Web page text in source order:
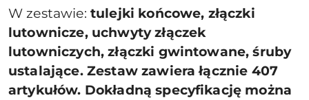
W zestawie: tulejki końcowe, złączki
lutownicze, uchwyty złączek
lutowniczych, złączki gwintowane, śruby
ustalające. Zestaw zawiera łącznie 407
artykułów. Dokładną specyfikację można